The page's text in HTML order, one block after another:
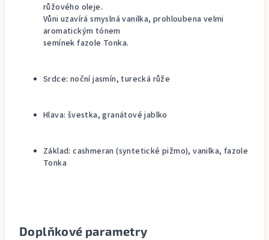
růžového oleje.
Vůni uzavírá smyslná vanilka, prohloubena velmi
aromatickým tónem
semínek fazole Tonka.
Srdce: noční jasmín, turecká růže
Hlava: švestka, granátové jablko
Základ: cashmeran (syntetické pižmo), vanilka, fazole
Tonka
Doplňkové parametry